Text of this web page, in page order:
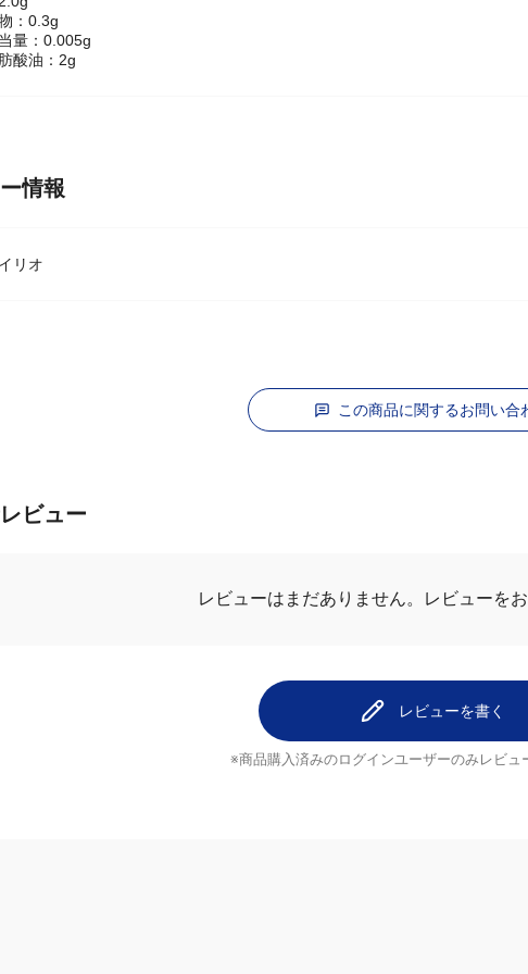
：0.3g
量：0.005g
酸油：2g
情報
リオ
この商品に関するお問い合
ビュー
レビューはまだありません。 レビューを
レビューを書く
※商品購入済みのログインユーザーのみ レビュ